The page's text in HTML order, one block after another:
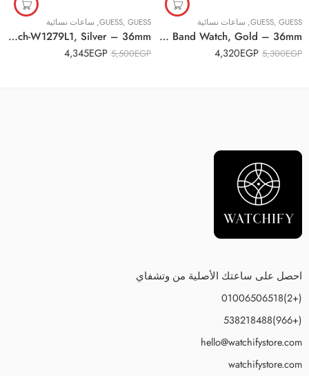
GUESS, GUESS
, ساعات نسائية
Original GUESS Women’s W1279L2 Analog Display Japanese Quartz Stainless Steel Band Watch, Gold – 36mm
5,300EGP
4,320EGP
GUESS, GUESS
, ساعات نسائية
Original Guess Analog Silver Dial Women’s Watch-W1279L1, Silver – 36mm
5,500EGP
4,345EGP
احصل على ساعتك الأصلية من وتشفاي
(+2)01006506518
(+966)538218488
hello@watchifystore.com
watchifystore.com